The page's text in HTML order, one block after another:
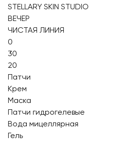
STELLARY SKIN STUDIO
ВЕЧЕР
ЧИСТАЯ ЛИНИЯ
0
30
20
Патчи
Крем
Маска
Патчи гидрогелевые
Вода мицеллярная
Гель